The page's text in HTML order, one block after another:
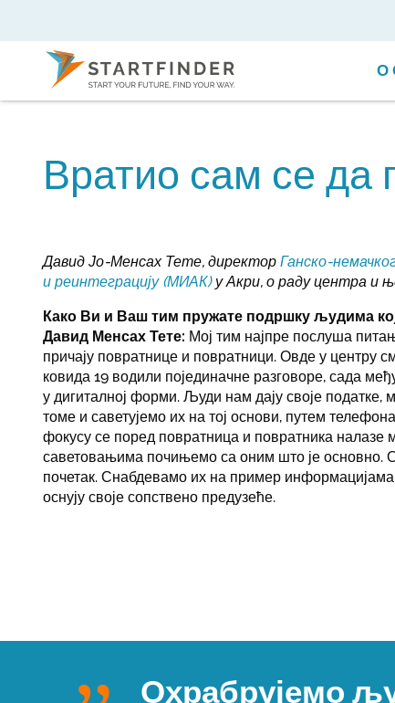
О
Вратио сам се да
Давид Јо-Менсах Тете, директор Ганско-
и реинтеграцију (МИАК)у Акри, о раду центра и
Како Ви и Ваш тим пружате подршку људима
Давид Менсах Тете: Мој тим најпре послуша
причају повратнице и повратници. Овде у центру
ковида 19 водили појединачне разговоре, сада
у дигиталној форми. Људи нам дају своје
томе и саветујемо их на тој основи, путем
фокусу се поред повратница и повратника
саветовањима почињемо са оним што је основно.
почетак. Снабдевамо их на пример
оснују своје сопствено предузеће.
Охрабрујемо